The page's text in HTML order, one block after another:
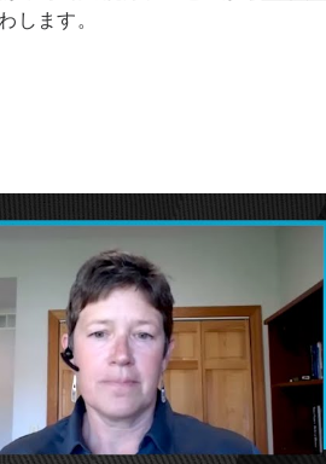
します。